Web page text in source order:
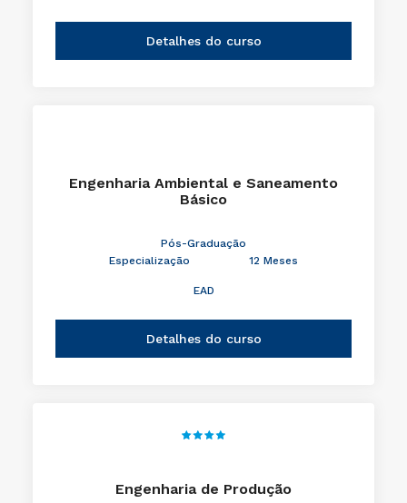
Detalhes do curso
Engenharia Ambiental e Saneamento
Básico
Pós-Graduação
Especialização
12 Meses
EAD
Detalhes do curso
Engenharia de Produção